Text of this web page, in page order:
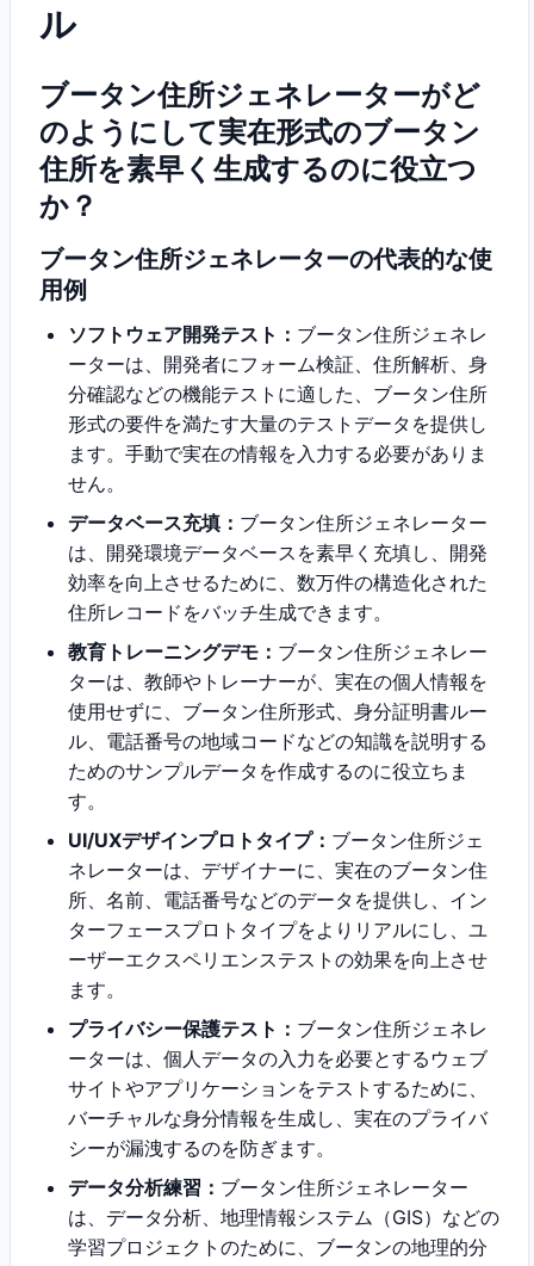
ル
ブータン住所ジェネレーターがど
のようにして実在形式のブータン
住所を素早く生成するのに役立つ
か？
ブータン住所ジェネレーターの代表的な使
用例
ソフトウェア開発テスト： ブータン住所ジェネレ
ーターは、開発者にフォーム検証、住所解析、身
分確認などの機能テストに適した、ブータン住所
形式の要件を満たす大量のテストデータを提供し
ます。手動で実在の情報を入力する必要がありま
せん。
データベース充填： ブータン住所ジェネレーター
は、開発環境データベースを素早く充填し、開発
効率を向上させるために、数万件の構造化された
住所レコードをバッチ生成できます。
教育トレーニングデモ： ブータン住所ジェネレー
ターは、教師やトレーナーが、実在の個人情報を
使用せずに、ブータン住所形式、身分証明書ルー
ル、電話番号の地域コードなどの知識を説明する
ためのサンプルデータを作成するのに役立ちま
す。
UI/UXデザインプロトタイプ： ブータン住所ジェ
ネレーターは、デザイナーに、実在のブータン住
所、名前、電話番号などのデータを提供し、イン
ターフェースプロトタイプをよりリアルにし、ユ
ーザーエクスペリエンステストの効果を向上させ
ます。
プライバシー保護テスト： ブータン住所ジェネレ
ーターは、個人データの入力を必要とするウェブ
サイトやアプリケーションをテストするために、
バーチャルな身分情報を生成し、実在のプライバ
シーが漏洩するのを防ぎます。
データ分析練習： ブータン住所ジェネレーター
は、データ分析、地理情報システム（GIS）などの
学習プロジェクトのために、ブータンの地理的分